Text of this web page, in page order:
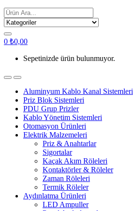
Search
for:
0 ₺0,00
Sepetinizde ürün bulunmuyor.
Aluminyum Kablo Kanal Sistemleri
Priz Blok Sistemleri
PDU Grup Prizler
Kablo Yönetim Sistemleri
Otomasyon Ürünleri
Elektrik Malzemeleri
Priz & Anahtarlar
Sigortalar
Kaçak Akım Röleleri
Kontaktörler & Röleler
Zaman Röleleri
Termik Röleler
Aydınlatma Ürünleri
LED Ampuller